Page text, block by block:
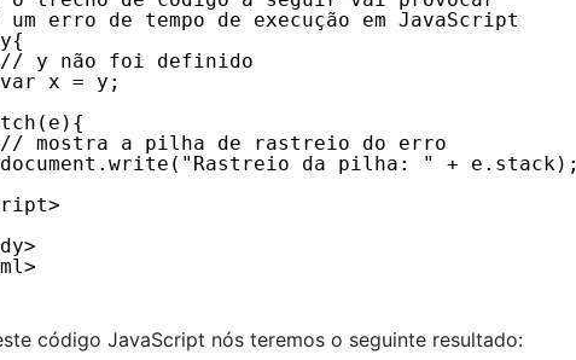
erro de tempo de execução em JavaScript
// y não foi definido
var x = y;
// mostra a pilha de rastreio do erro
document.write("Rastreio da pilha: " + e.stack);
código JavaScript nós teremos o seguinte resultado: